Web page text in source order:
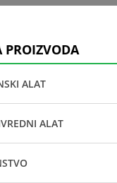
PROIZVODA
ALAT
ALAT